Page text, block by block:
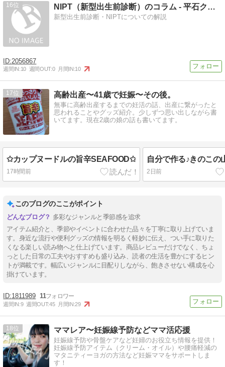
16 NIPT（新型出生前診断）のコラム - 平石クリニック
新型出生前診断・NIPTについての解説
2056867
週間IN:10 週間OUT:0 月間IN:10
17 高齢出産〜41歳で妊娠〜その後。
無事に高齢出産するまでの妊活の話、出産に繋がったと
思われることやグッズ紹介。少しずつ思い出しながら書
いてます。現在2歳の娘の話も書いてます。
✩カップヌードルの旨辛SEAFOOD✩
17時間前
自分で作る♪きのこの
2日前
このブログのここがポイント
多彩なジャンルと季節感を追求
アイテム紹介と、季節やイベントに合わせた品々を丁寧に取り上げていま
す。身近な流行や便利グッズの情報を明るく軽妙に伝え、つい手に取りた
くなる楽しい読み物へと仕上げています。商品レビューだけでなく、ちょ
っとした日常の工夫やおすすめも盛り込み、読者の生活を豊かにするヒン
トが満載です。幅広いジャンルに目配りしながら、飽きさせない構成を心
掛けています。
1811989 11
週間IN:9 週間OUT:45 月間IN:29
18 ママレア〜妊娠線予防などママ活応援
妊娠線予防や骨盤ケアなど妊婦のお役立ち情報を提供！
妊娠線予防アイテム（クリーム・オイル）や腰痛軽減の
マタニティーヨガの方法など妊娠ママをサポートしま
す！